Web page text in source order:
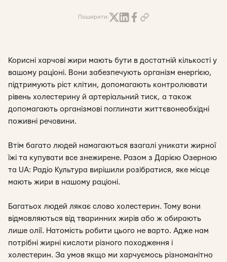
Поширити:
Корисні харчові жири мають бути в достатній кількості у
вашому раціоні. Вони забезпечують організм енергією,
підтримують ріст клітин, допомагають контролювати
рівень холестерину й артеріальний тиск, а також
допомагають організмові поглинати життєвонеобхідні
поживні речовини.
Втім багато людей намагаються взагалі уникати жирної
їжі та купувати все знежирене. Разом з Дарією Озерною
та UA: Радіо Культура вирішили розібратися, яке місце
мають жири в нашому раціоні.
Багатьох людей лякає слово холестерин. Тому вони
відмовляються від тваринних жирів або ж обирають
лише олії. Натомість робити цього не варто. Адже нам
потрібні жирні кислоти різного походження і
холестерин. За умов якщо ми харчуємось різноманітно